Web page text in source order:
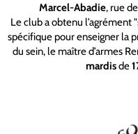
Marcel-Abadie, rue
Le club a obtenu l’agrément
spécifique pour enseigner la
du sein, le maître d’armes
mardisde